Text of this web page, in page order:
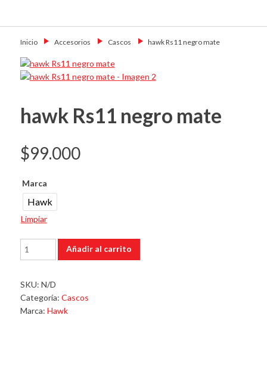
Motoshop
Ezeiza
Inicio→ Accesorios → Cascos → hawk Rs11 negro mate
hawk Rs11 negro mate
$99.000
Marca
Hawk
Limpiar
hawk
Rs11
mate
cantidad
Añadir al carrito
SKU: N/D
Categoría: Cascos
Marca: Hawk